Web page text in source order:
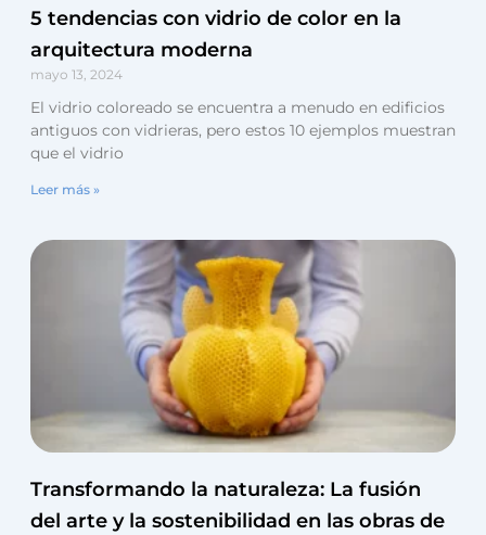
5 tendencias con vidrio de color en la
arquitectura moderna
mayo 13, 2024
El vidrio coloreado se encuentra a menudo en edificios
antiguos con vidrieras, pero estos 10 ejemplos muestran
que el vidrio
Leer más »
Transformando la naturaleza: La fusión
del arte y la sostenibilidad en las obras de